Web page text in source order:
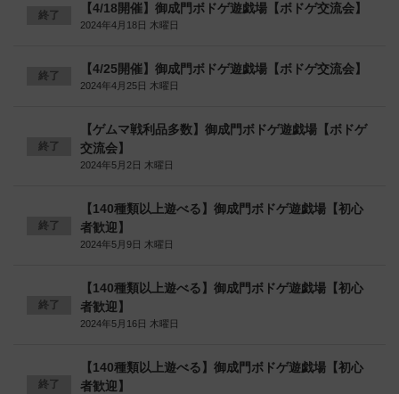
終了 【4/18開催】御成門ボドゲ遊戯場【ボドゲ交流会】
2024年4月18日 木曜日
終了 【4/25開催】御成門ボドゲ遊戯場【ボドゲ交流会】
2024年4月25日 木曜日
終了
【ゲムマ戦利品多数】御成門ボドゲ遊戯場【ボドゲ
交流会】
2024年5月2日 木曜日
終了
【140種類以上遊べる】御成門ボドゲ遊戯場【初心
者歓迎】
2024年5月9日 木曜日
終了
【140種類以上遊べる】御成門ボドゲ遊戯場【初心
者歓迎】
2024年5月16日 木曜日
終了
【140種類以上遊べる】御成門ボドゲ遊戯場【初心
者歓迎】